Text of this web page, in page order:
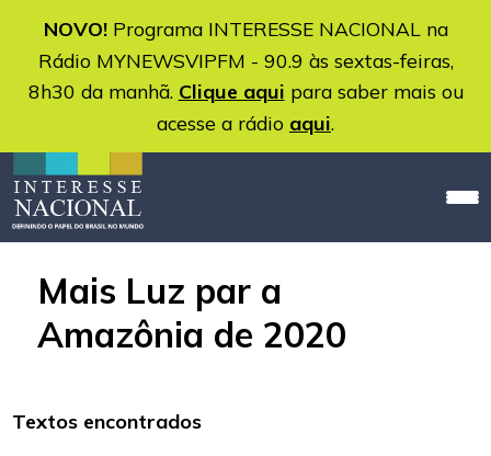
NOVO!Programa INTERESSE NACIONAL na
Rádio MYNEWSVIPFM - 90.9 às sextas-feiras,
8h30 da manhã. Clique aqui para saber mais ou
acesse a rádio aqui.
Mais Luz par a
Amazônia de 2020
Textos encontrados